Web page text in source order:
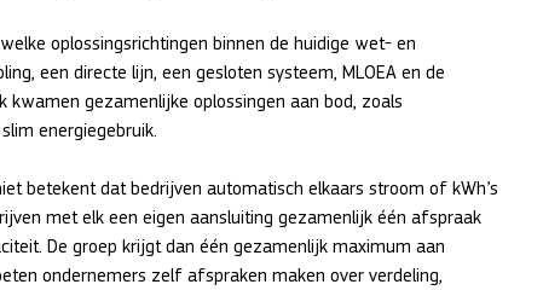
oplossingsrichtingen binnen de huidige wet- en
een directe lijn, een gesloten systeem, MLOEA en de
kwamen gezamenlijke oplossingen aan bod, zoals
energiegebruik.
betekent dat bedrijven automatisch elkaars stroom of kWh’s
met elk een eigen aansluiting gezamenlijk één afspraak
De groep krijgt dan één gezamenlijk maximum aan
ondernemers zelf afspraken maken over verdeling,